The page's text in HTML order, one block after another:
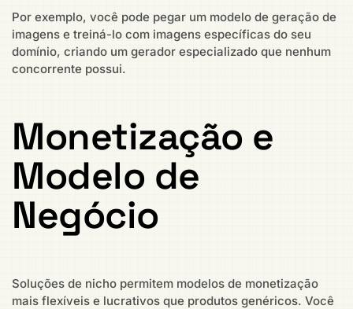
Por exemplo, você pode pegar um modelo de geração de
imagens e treiná-lo com imagens específicas do seu
domínio, criando um gerador especializado que nenhum
concorrente possui.
Monetização e
Modelo de
Negócio
Soluções de nicho permitem modelos de monetização
mais flexíveis e lucrativos que produtos genéricos. Você